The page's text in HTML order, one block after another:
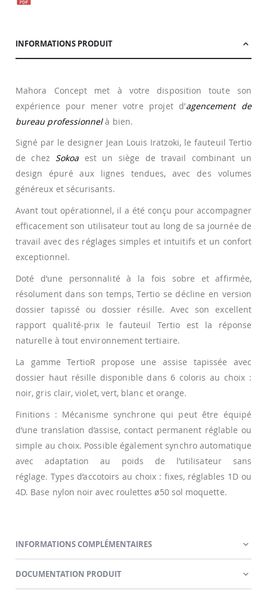
INFORMATIONS PRODUIT
Mahora Concept met à votre disposition toute son
expérience pour mener votre projet d’agencement de
bureau professionnelà bien.
Signé par le designer Jean Louis Iratzoki, le fauteuil Tertio
de chez Sokoa est un siège de travail combinant un
design épuré aux lignes tendues, avec des volumes
généreux et sécurisants.
Avant tout opérationnel, il a été conçu pour accompagner
efficacement son utilisateur tout au long de sa journée de
travail avec des réglages simples et intuitifs et un confort
exceptionnel.
Doté d’une personnalité à la fois sobre et affirmée,
résolument dans son temps, Tertio se décline en version
dossier tapissé ou dossier résille. Avec son excellent
rapport qualité-prix le fauteuil Tertio est la réponse
naturelle à tout environnement tertiaire.
La gamme TertioR propose une assise tapissée avec
dossier haut résille disponible dans 6 coloris au choix :
noir, gris clair, violet, vert, blanc et orange.
Finitions : Mécanisme synchrone qui peut être équipé
d’une translation d’assise, contact permanent réglable ou
simple au choix. Possible également synchro automatique
avec adaptation au poids de l’utilisateur sans
réglage. Types d’accotoirs au choix : fixes, réglables 1D ou
4D. Base nylon noir avec roulettes ø50 sol moquette.
INFORMATIONS COMPLÉMENTAIRES
DOCUMENTATION PRODUIT